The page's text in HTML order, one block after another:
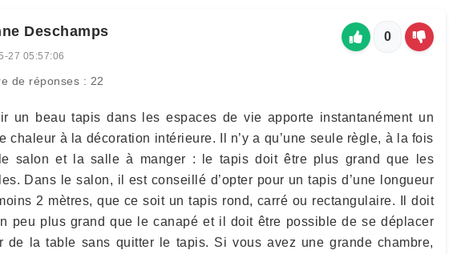
Deschamps
27 05:57:06
de réponses : 22
0
un beau tapis dans les espaces de vie apporte instantanément un
chaleur à la décoration intérieure. Il n’y a qu’une seule règle, à la fois
salon et la salle à manger : le tapis doit être plus grand que les
Dans le salon, il est conseillé d’opter pour un tapis d’une longueur
2 mètres, que ce soit un tapis rond, carré ou rectangulaire. Il doit
peu plus grand que le canapé et il doit être possible de se déplacer
de la table sans quitter le tapis. Si vous avez une grande chambre,